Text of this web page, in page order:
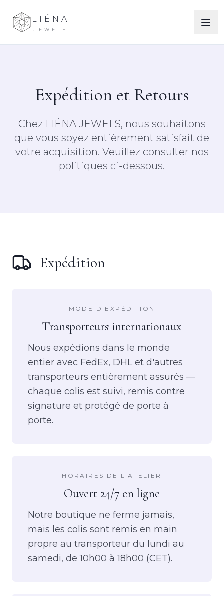
LIÉNA
JEWELS
Expédition et Retours
Chez LIÉNA JEWELS, nous souhaitons
que vous soyez entièrement satisfait de
votre acquisition. Veuillez consulter nos
politiques ci-dessous.
Expédition
MODE D'EXPÉDITION
Transporteurs internationaux
Nous expédions dans le monde
entier avec FedEx, DHL et d'autres
transporteurs entièrement assurés —
chaque colis est suivi, remis contre
signature et protégé de porte à
porte.
HORAIRES DE L'ATELIER
Ouvert 24/7 en ligne
Notre boutique ne ferme jamais,
mais les colis sont remis en main
propre au transporteur du lundi au
samedi, de 10h00 à 18h00 (CET).